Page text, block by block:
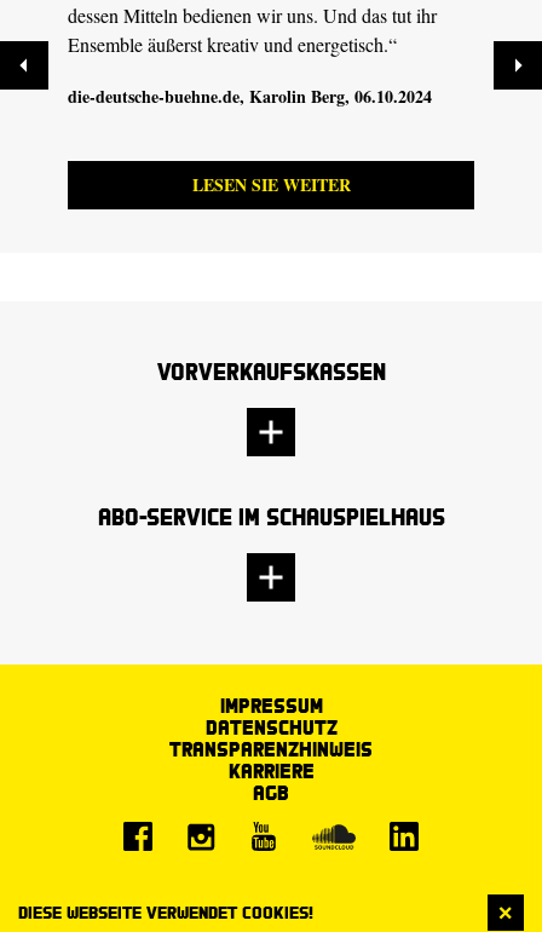
Diese Webseite verwendet Cookies!
dessen Mitteln bedienen wir uns. Und das tut ihr
Ensemble äußerst kreativ und energetisch.“
die-deutsche-buehne.de, Karolin Berg, 06.10.2024
LESEN SIE WEITER
Vorverkaufskassen
Abo-Service im Schauspielhaus
Impressum
Datenschutz
Transparenzhinweis
Karriere
AGB